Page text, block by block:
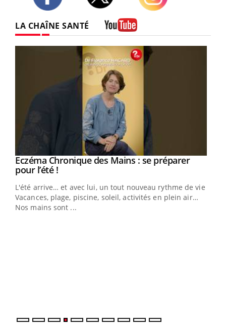
LA CHAÎNE SANTÉ
Youtube
Eczéma Chronique des Mains : se préparer
pour l’été !Youtube
L'été arrive… et avec lui, un tout nouveau rythme de vie !
Vacances, plage, piscine, soleil, activités en plein air…
Nos mains sont ...